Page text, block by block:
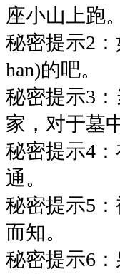
座小山上跑。
秘密提示2
han)的吧。
秘密提示3
家，对于墓
秘密提示4
通。
秘密提示5
而知。
秘密提示6